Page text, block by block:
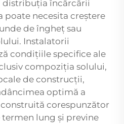
distribuția încărcării
poate necesita creștere
de îngheț sau
Instalatorii
condițiile specifice ale
compoziția solului,
de construcții,
optimă a
corespunzător
lung și previne